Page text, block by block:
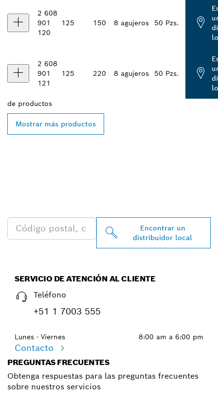
2 608
901
120
125 150 8 agujeros 50 Pzs.
2 608
901
121
125 220 8 agujeros 50 Pzs.
de productos
Mostrar más productos
Encontrar un
distribuidor local
SERVICIO DE ATENCIÓN AL CLIENTE
Teléfono
+51 1 7003 555
Lunes - Viernes 8:00 am a 6:00 pm
Contacto
PREGUNTAS FRECUENTES
Obtenga respuestas para las preguntas frecuentes
sobre nuestros servicios